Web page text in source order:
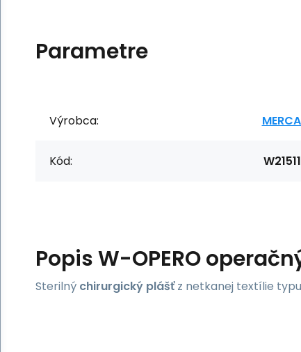
Parametre
Výrobca:
Kód:
PopisW-OPERO
Sterilný chirurgický plášťz netkanej textílie typu